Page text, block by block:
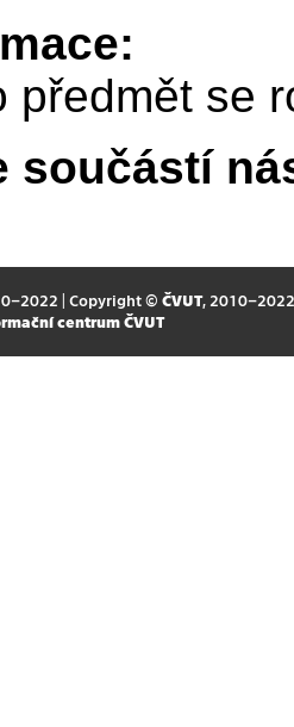
předmět se
součástí
| Copyright © ČVUT, 2010–2022
centrum ČVUT